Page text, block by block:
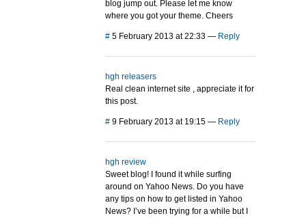
blog jump out. Please let me know
where you got your theme. Cheers
# 5 February 2013 at 22:33 — Reply
hgh releasers
Real clean internet site , appreciate it for
this post.
# 9 February 2013 at 19:15 — Reply
hgh review
Sweet blog! I found it while surfing
around on Yahoo News. Do you have
any tips on how to get listed in Yahoo
News? I’ve been trying for a while but I